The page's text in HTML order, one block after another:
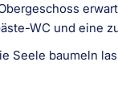
WC und eine
Seele baumeln